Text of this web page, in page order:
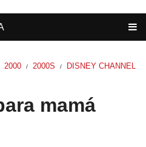
2000 / 2000S / DISNEY CHANNEL
mamá